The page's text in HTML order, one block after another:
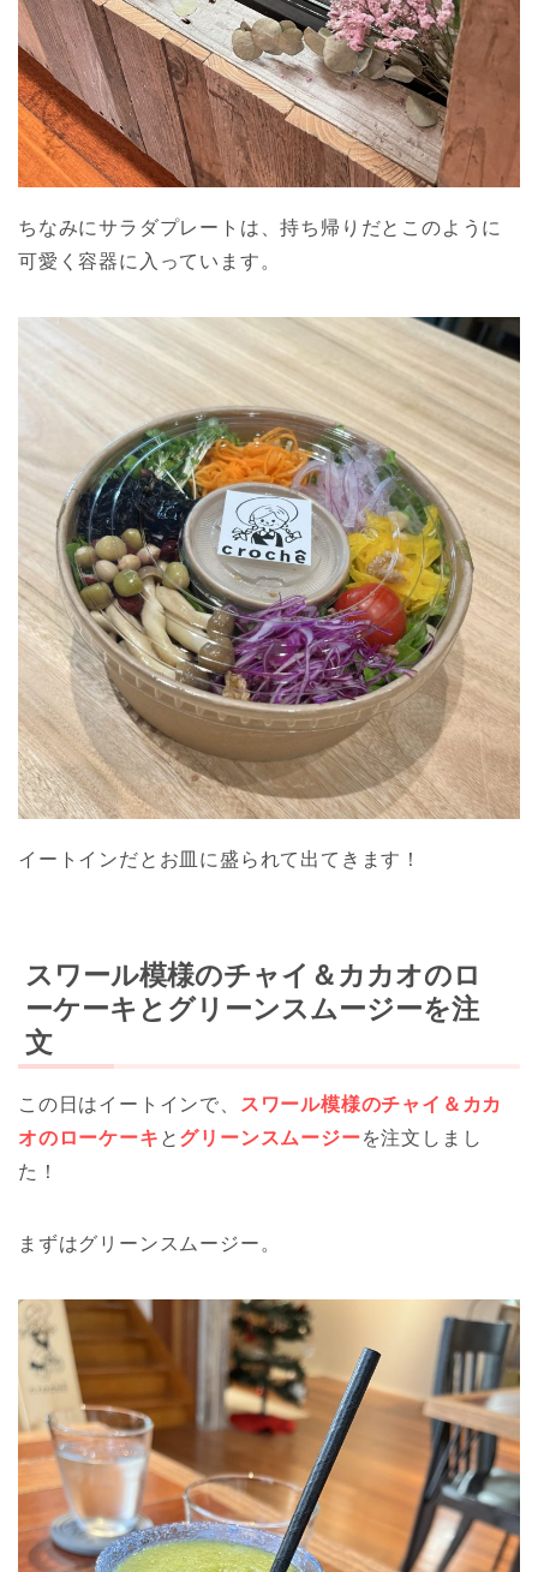
ちなみにサラダプレートは、持ち帰りだとこのように
可愛く容器に入っています。
イートインだとお皿に盛られて出てきます！
スワール模様のチャイ＆カカオのロ
ーケーキとグリーンスムージーを注
文
この日はイートインで、
スワール模様のチャイ＆カカ
オのローケーキ と グリーンスムージーを注文しまし
た！
まずはグリーンスムージー。